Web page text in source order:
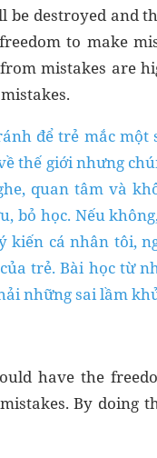
destroyed and
to make
mistakes are
để trẻ mắc
thế giới nhưng
quan tâm và
bỏ học. Nếu
kiến cá nhân tôi,
trẻ. Bài học từ
những sai lầm
have the
By doing